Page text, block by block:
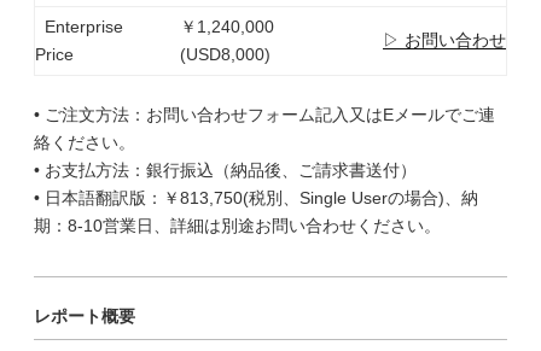
Enterprise
Price
￥1,240,000
(USD8,000)
▷ お問い合わせ
• ご注文方法：お問い合わせフォーム記入又はEメールでご連
絡ください。
• お支払方法：銀行振込（納品後、ご請求書送付）
• 日本語翻訳版：￥813,750(税別、Single Userの場合)、納
期：8-10営業日、詳細は別途お問い合わせください。
レポート概要